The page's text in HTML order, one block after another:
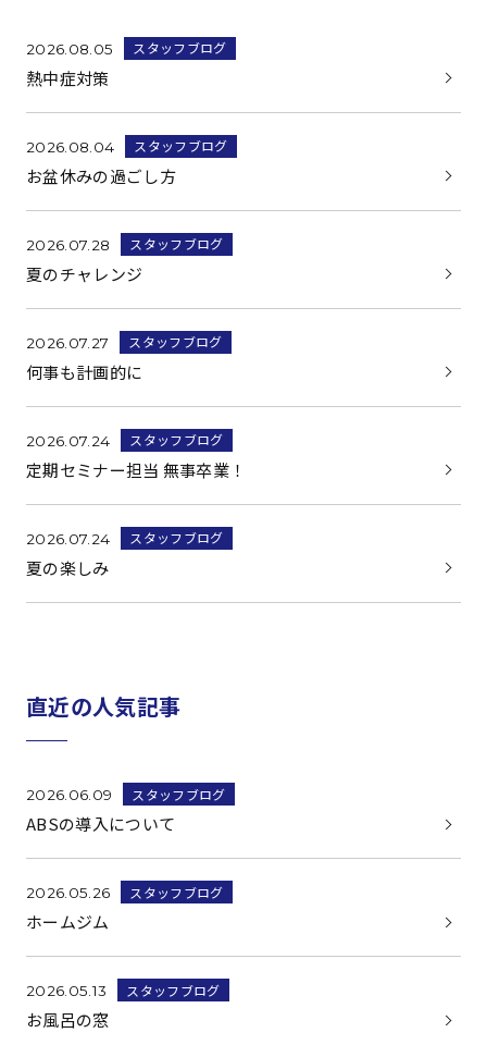
2026.08.05 スタッフブログ
熱中症対策
2026.08.04 スタッフブログ
お盆休みの過ごし方
2026.07.28 スタッフブログ
夏のチャレンジ
2026.07.27 スタッフブログ
何事も計画的に
2026.07.24 スタッフブログ
定期セミナー担当 無事卒業！
2026.07.24 スタッフブログ
夏の楽しみ
直近の人気記事
2026.06.09 スタッフブログ
ABSの導入について
2026.05.26 スタッフブログ
ホームジム
2026.05.13 スタッフブログ
お風呂の窓